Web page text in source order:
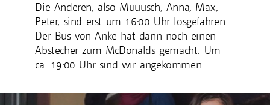
Die Anderen, also Muuusch, Anna, Max,
Peter, sind erst um 16:00 Uhr losgefahren.
Der Bus von Anke hat dann noch einen
Abstecher zum McDonalds gemacht. Um
ca. 19:00 Uhr sind wir angekommen.